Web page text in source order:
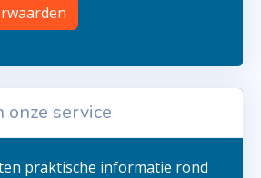
onze service
praktische informatie rond